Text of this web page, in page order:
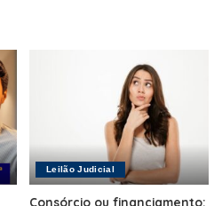
Leilão Judicial
Consórcio ou financiamento: